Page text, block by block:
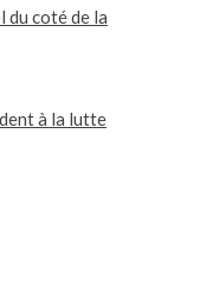
du coté de la
à la lutte